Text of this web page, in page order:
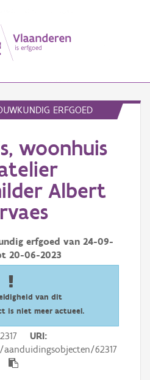
ERFGOED
woonhuis
Albert
erfgoed van 24-09-
20-06-2023
van dit
is niet meer actueel.
URI
62317